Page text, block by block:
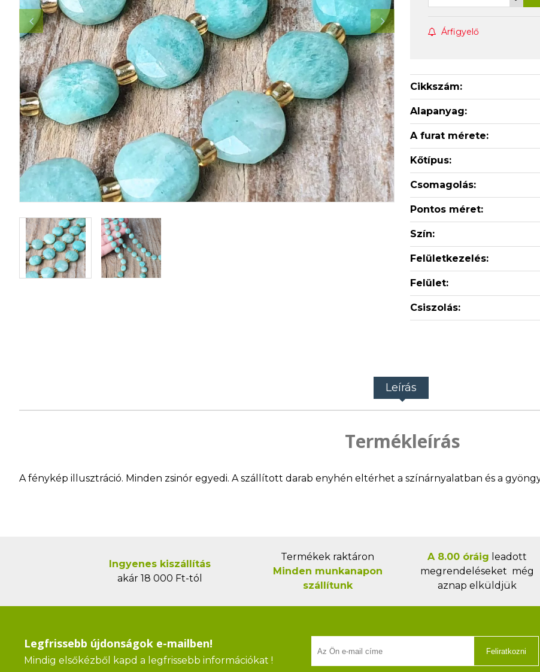
Árfigyelő
Cikkszám:
Alapanyag:
A furat mérete:
Kőtípus:
Csomagolás:
Pontos méret:
Szín:
Felületkezelés:
Felület:
Csiszolás:
Leírás
Termékleírás
A fénykép illusztráció. Minden zsinór egyedi. A szállított darab enyhén eltérhet a színárnyalatban és a
Ingyenes kiszállítás
akár 18 000 Ft-tól
Termékek raktáron
Minden munkanapon
szállítunk
A 8.00 óráig leadott
megrendeléseket még
aznap elküldjük
Legfrissebb újdonságok e-mailben!
Mindig elsőkézből kapd a legfrissebb információkat !
Feliratkozni